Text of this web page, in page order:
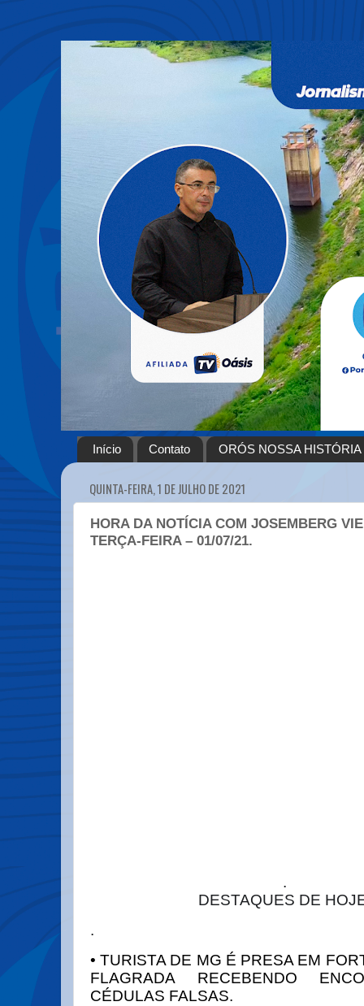
Início Contato ORÓS NOSSA HISTÓRIA
QUINTA-FEIRA, 1 DE JULHO DE 2021
HORA DA NOTÍCIA COM JOSEMBERG
TERÇA-FEIRA – 01/07/21.
.
DESTAQUES DE
.
• TURISTA DE MG É PRESA EM
FLAGRADA RECEBENDO
CÉDULAS FALSAS.